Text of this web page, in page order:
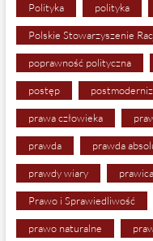
Polityka polityka
Polskie Stowarzyszenie
poprawność polityczna
postęp
prawa człowieka
prawda prawda
prawdy wiary prawica
Prawo i Sprawiedliwość
prawo naturalne